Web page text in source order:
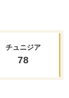
チュニジア
78